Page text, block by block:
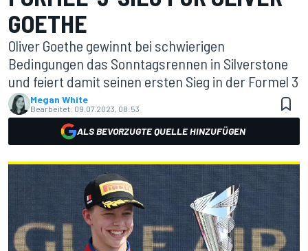
GOETHE
Oliver Goethe gewinnt bei schwierigen
Bedingungen das Sonntagsrennen in Silverstone
und feiert damit seinen ersten Sieg in der Formel 3
Megan White
Bearbeitet: 09.07.2023, 08:53
ALS BEVORZUGTE QUELLE HINZUFÜGEN